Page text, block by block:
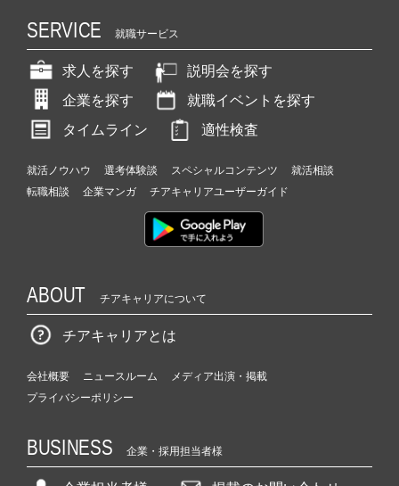
SERVICE 就職サービス
求人を探す
説明会を探す
企業を探す
就職イベントを探す
タイムライン
適性検査
就活ノウハウ 選考体験談 スペシャルコンテンツ
就活相談
転職相談
企業マンガ チアキャリアユーザーガイド
ABOUT チアキャリアについて
チアキャリアとは
会社概要 ニュースルーム
メディア出演・掲載
プライバシーポリシー
BUSINESS 企業・採用担当者様